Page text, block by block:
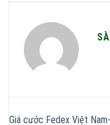
Giá cước Fedex Việt